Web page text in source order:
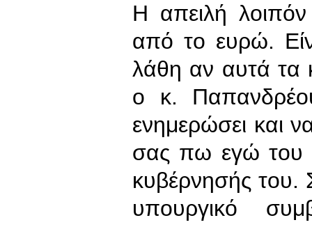
Η απειλή
από το ευρώ.
λάθη αν αυτά τα
ο κ.
ενημερώσει και
σας πω εγώ του
κυβέρνησής του.
υπουργικό